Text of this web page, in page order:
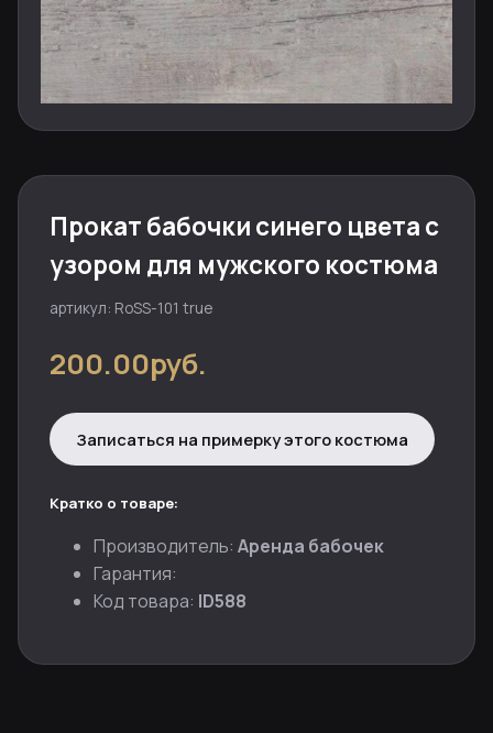
Прокат бабочки синего цвета с
узором для мужского костюма
артикул: RoSS-101 true
200.00руб.
Записаться на примерку этого костюма
Кратко о товаре:
Производитель: Аренда бабочек
Гарантия:
Код товара: ID588